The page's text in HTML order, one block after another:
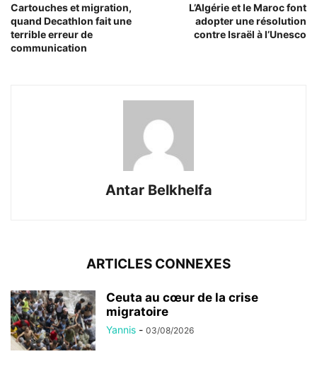
Cartouches et migration,
quand Decathlon fait une
terrible erreur de
communication
L’Algérie et le Maroc font
adopter une résolution
contre Israël à l’Unesco
Antar Belkhelfa
ARTICLES CONNEXES
Ceuta au cœur de la crise
migratoire
Yannis - 03/08/2026